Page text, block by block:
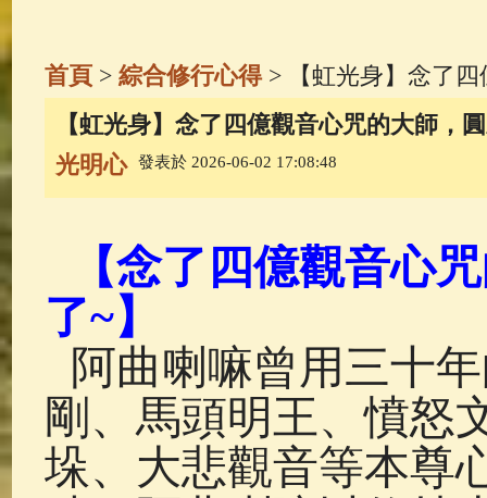
一切如來心秘密全身舍利寶篋印
釋迦牟尼佛傳 (69)
佛典故事
首頁> 綜合修行心得> 【虹光身】念了四
【虹光身】念了四億觀音心咒的大師，
光明心
發表於 2026-06-02 17:08:48
【念了四億觀音心
了~】
阿曲喇嘛曾用三十
剛、馬頭明王、憤怒
垛、大悲觀音等本尊